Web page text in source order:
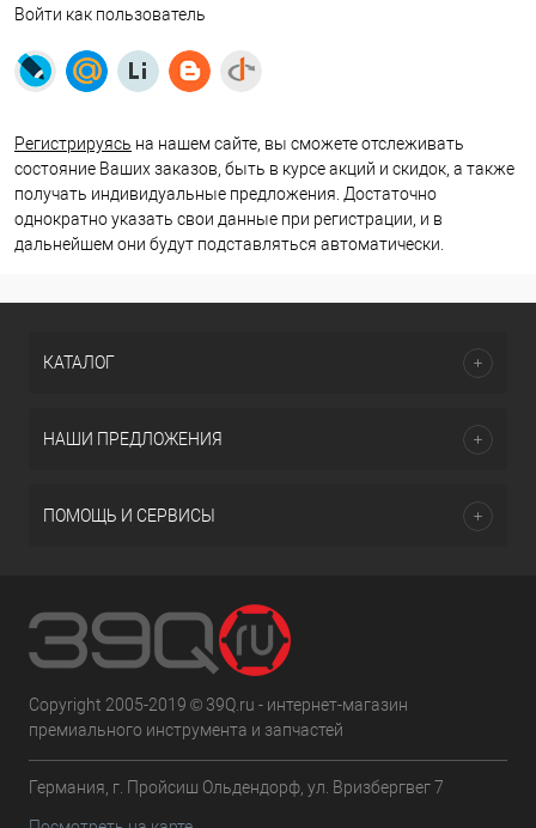
Войти как пользователь
Регистрируясь на нашем сайте, вы сможете отслеживать
состояние Ваших заказов, быть в курсе акций и скидок, а также
получать индивидуальные предложения. Достаточно
однократно указать свои данные при регистрации, и в
дальнейшем они будут подставляться автоматически.
КАТАЛОГ
НАШИ ПРЕДЛОЖЕНИЯ
ПОМОЩЬ И СЕРВИСЫ
Copyright 2005-2019 © 39Q.ru - интернет-магазин
премиального инструмента и запчастей
Германия, г. Пройсиш Ольдендорф, ул. Вризбергвег 7